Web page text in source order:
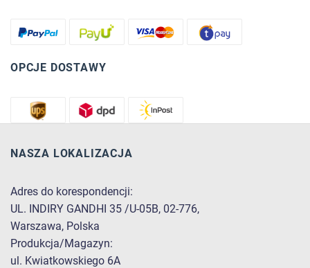
OPCJE DOSTAWY
NASZA LOKALIZACJA
Adres do korespondencji:
UL. INDIRY GANDHI 35 /U-05B, 02-776,
Warszawa, Polska
Produkcja/Magazyn:
ul. Kwiatkowskiego 6A